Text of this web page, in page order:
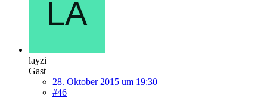
layzi
Gast
28. Oktober 2015 um 19:30
#46